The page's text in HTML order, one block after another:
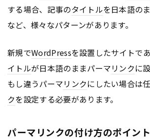
する場合、記事のタイトルを日本語の
など、様々なパターンがあります。
新規でWordPressを設置したサイトで
イトルが日本語のままパーマリンクに
もし違うパーマリンクにしたい場合は
クを設定する必要があります。
パーマリンクの付け方のポイン